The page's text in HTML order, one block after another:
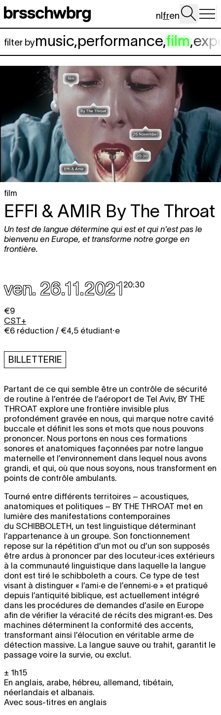
Aller au contenu principal
nlfren
filter bymusic,performance,film,
film
EFFI & AMIR By The Throat
Un test de langue détermine qui est et qui n'est pas le
bienvenu en Europe, et transforme notre gorge en
frontière.
ven. 26.11.202120:30
€9
CST+
€6 réduction / €4,5 étudiant⸱e
BILLETTERIE
Partant de ce qui semble être un contrôle de sécurité
de routine à l’entrée de l’aéroport de Tel Aviv, BY THE
THROAT explore une frontière invisible plus
profondément gravée en nous, qui marque notre cavité
buccale et définit les sons et mots que nous pouvons
prononcer. Nous portons en nous ces formations
sonores et anatomiques façonnées par notre langue
maternelle et l’environnement dans lequel nous avons
grandi, et qui, où que nous soyons, nous transforment en
points de contrôle ambulants.
Tourné entre différents territoires – acoustiques,
anatomiques et politiques – BY THE THROAT met en
lumière des manifestations contemporaines
du SCHIBBOLETH , un test linguistique déterminant
l’appartenance à un groupe. Son fonctionnement
repose sur la répétition d’un mot ou d’un son supposés
être ardus à prononcer par des locuteur·ices extérieurs
à la communauté linguistique dans laquelle la langue
dont est tiré le schibboleth a cours. Ce type de test
visant à distinguer « l’ami·e de l’ennemi·e » et pratiqué
depuis l’antiquité biblique, est actuellement intégré
dans les procédures de demandes d’asile en Europe
afin de vérifier la véracité de récits des migrant·es. Des
machines déterminent la conformité des accents,
transformant ainsi l’élocution en véritable arme de
détection massive. La langue sauve ou trahit, garantit le
passage voire la survie, ou exclut.
± 1h15
En anglais, arabe, hébreu, allemand, tibétain,
néerlandais et albanais.
Avec sous-titres en anglais